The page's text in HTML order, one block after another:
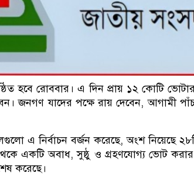
হবে রোববার। এ দিন প্রায় ১২ কোটি
জনগণ যাদের পক্ষে রায় দেবেন, আগামী
এ নির্বাচন বর্জন করেছে, অংশ নিয়েছে
একটি অবাধ, সুষ্ঠু ও গ্রহণযোগ্য ভোট
করেছে।